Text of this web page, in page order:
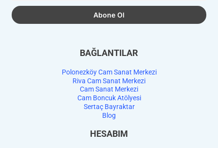
BAĞLANTILAR
Polonezköy Cam Sanat Merkezi
Riva Cam Sanat Merkezi
Cam Sanat Merkezi
Cam Boncuk Atölyesi
Sertaç Bayraktar
Blog
HESABIM